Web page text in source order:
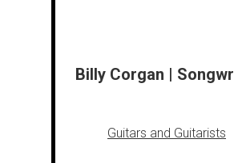
Billy Corgan |
Guitars and Guitarists